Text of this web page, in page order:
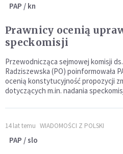
PAP / kn
Prawnicy ocenią
speckomisji
Przewodnicząca sejmowej komisji
Radziszewska (PO) poinformowała
ocenią konstytucyjność propozycji
dotyczących m.in. nadania
14 lat temu WIADOMOŚCI Z POLSKI
PAP / slo